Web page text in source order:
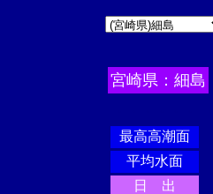
宮崎県：細島
最高高潮面
平均水面
日 出